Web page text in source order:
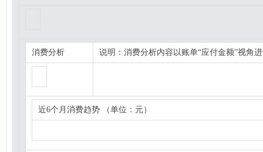
消费分析 说明：消费分析内容以账单“应付金额”视角
近6个月消费趋势 （单位：元）